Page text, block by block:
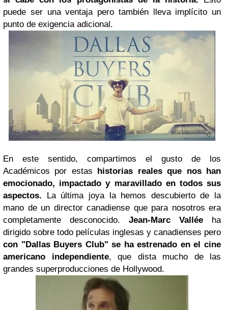
puede ser una ventaja pero también lleva implícito un
punto de exigencia adicional.
En este sentido, compartimos el gusto de los
Académicos por estas historias reales que nos han
emocionado, impactado y maravillado en todos sus
aspectos. La última joya la hemos descubierto de la
mano de un director canadiense que para nosotros era
completamente desconocido. Jean-Marc Vallée ha
dirigido sobre todo películas inglesas y canadienses pero
con "Dallas Buyers Club" se ha estrenado en el cine
americano independiente, que dista mucho de las
grandes superproducciones de Hollywood.